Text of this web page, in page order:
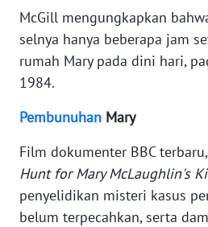
McGill mengungkapkan
selnya hanya beberapa jam
rumah Mary pada dini hari,
1984.
Pembunuhan Mary
Film dokumenter BBC terbaru,
Hunt for Mary McLaughlin's
penyelidikan misteri kasus
belum terpecahkan, serta
WN
JAKARTA
WN
JABAR
BANTEN
NTT